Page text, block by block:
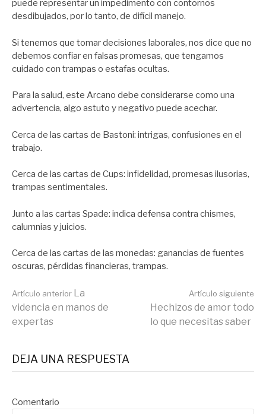
puede representar un impedimento con contornos
desdibujados, por lo tanto, de difícil manejo.
Si tenemos que tomar decisiones laborales, nos dice que no
debemos confiar en falsas promesas, que tengamos
cuidado con trampas o estafas ocultas.
Para la salud, este Arcano debe considerarse como una
advertencia, algo astuto y negativo puede acechar.
Cerca de las cartas de Bastoni: intrigas, confusiones en el
trabajo.
Cerca de las cartas de Cups: infidelidad, promesas ilusorias,
trampas sentimentales.
Junto a las cartas Spade: indica defensa contra chismes,
calumnias y juicios.
Cerca de las cartas de las monedas: ganancias de fuentes
oscuras, pérdidas financieras, trampas.
Seguir
Artículo anterior La
videncia en manos de
expertas
Artículo siguiente
Hechizos de amor todo
lo que necesitas saber
DEJA UNA RESPUESTA
Comentario